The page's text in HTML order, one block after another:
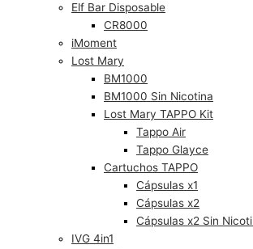
Elf Bar Disposable
CR8000
iMoment
Lost Mary
BM1000
BM1000 Sin Nicotina
Lost Mary TAPPO Kit
Tappo Air
Tappo Glayce
Cartuchos TAPPO
Cápsulas x1
Cápsulas x2
Cápsulas x2 Sin
IVG 4in1